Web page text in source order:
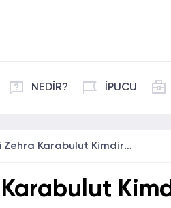
NEDİR? İPUCU
Gelin Evi Zehra Karabulut Kimdir? Kaç Yaşında ve Nereli? İşte Yarışmacı Hakkında Merak Edilenler